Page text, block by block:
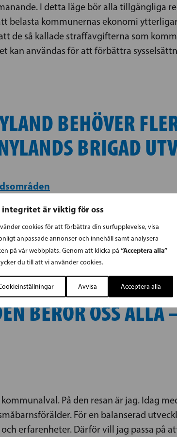
integritet är viktig för oss
cookies för att förbättra din surfupplevelse, visa
anpassade annonser och innehåll samt analysera
på vår webbplats. Genom att klicka på “Acceptera alla”
du till att vi använder cookies.
Avvisa Acceptera alla
I detta läge bör alla tillgängliga
kommunernas ekonomi
de så kallade straffavgifterna som
kan användas för att förbättra
BEHÖVER
BRIGAD
idag Nylands brigad i Dragsvik.
stadsdirektör Petra Theman. På
samt hur regionen påverkas av
BERÖR OSS ALLA
På den resan är jag. Idag
För en balanserad
erfarenheter. Därför vill jag passa på